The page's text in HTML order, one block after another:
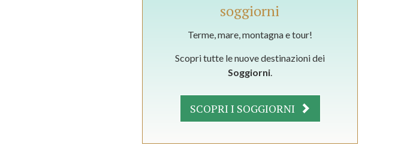
soggiorni
Terme, mare, montagna e tour!
Scopri tutte le nuove destinazioni dei
Soggiorni
SCOPRI I SOGGIORNI